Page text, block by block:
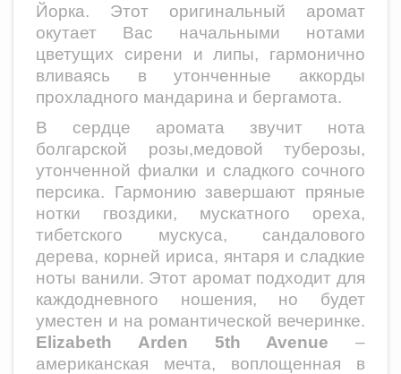
Йорка. Этот оригинальный аромат
окутает Вас начальными нотами
цветущих сирени и липы, гармонично
вливаясь в утонченные аккорды
прохладного мандарина и бергамота.
В сердце аромата звучит нота
болгарской розы,медовой туберозы,
утонченной фиалки и сладкого сочного
персика. Гармонию завершают пряные
нотки гвоздики, мускатного ореха,
тибетского мускуса, сандалового
дерева, корней ириса, янтаря и сладкие
ноты ванили. Этот аромат подходит для
каждодневного ношения, но будет
уместен и на романтической вечеринке.
Elizabeth Arden 5th Avenue –
американская мечта, воплощенная в